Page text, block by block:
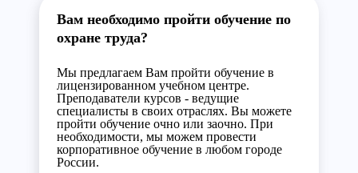
Вам необходимо пройти обучение по
охране труда?
Мы предлагаем Вам пройти обучение в
лицензированном учебном центре.
Преподаватели курсов - ведущие
специалисты в своих отраслях. Вы можете
пройти обучение очно или заочно. При
необходимости, мы можем провести
корпоративное обучение в любом городе
России.